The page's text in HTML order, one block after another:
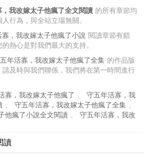
，我改嫁太子他瘋了全文閱讀 的所有章節均
行為，與全站立場無關。
寡，我改嫁太子他瘋了小說 閱讀章節有錯
熱心是對我們最大的支持。
年活寡，我改嫁太子他瘋了全集 的作品版
及時與我們聯係，我們將在第一時間進行
寡，我改嫁太子他瘋了 、
守五年活寡，我
、 守五年活寡，我改嫁太子他瘋了全集 、
他瘋了小說全文閱讀 、
守五年活寡，我改
讀